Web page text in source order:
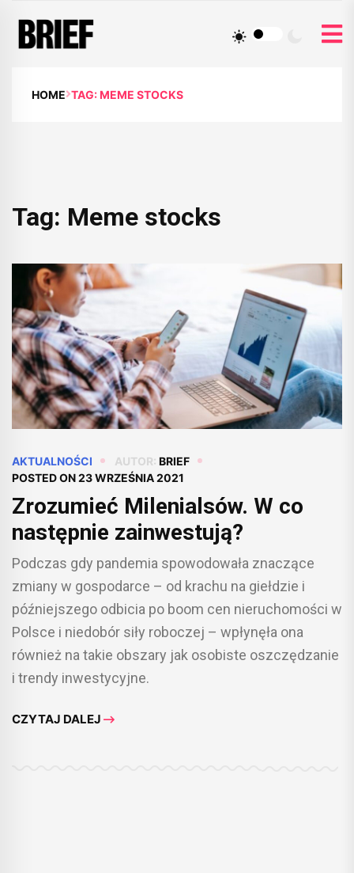
HOME TAG: MEME STOCKS
Tag: Meme stocks
AKTUALNOŚCI AUTOR: BRIEF
POSTED ON23 WRZEŚNIA 2021
Zrozumieć Milenialsów. W co
następnie zainwestują?
Podczas gdy pandemia spowodowała znaczące
zmiany w gospodarce – od krachu na giełdzie i
późniejszego odbicia po boom cen nieruchomości w
Polsce i niedobór siły roboczej – wpłynęła ona
również na takie obszary jak osobiste oszczędzanie
i trendy inwestycyjne.
CZYTAJ DALEJ